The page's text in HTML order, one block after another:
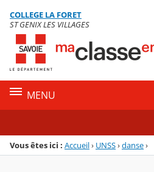
Menu de la rubrique
Contenu
COLLEGE LA FORET
ST GENIX LES VILLAGES
MENU
Vous êtes ici : Accueil› UNSS›danse›